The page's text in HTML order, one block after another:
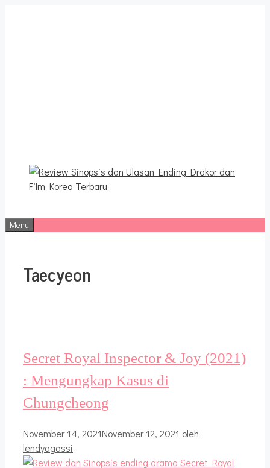
Menu
Taecyeon
Secret Royal Inspector & Joy (2021)
: Mengungkap Kasus di
Chungcheong
November 14, 2021November 12, 2021 oleh
lendyagassi